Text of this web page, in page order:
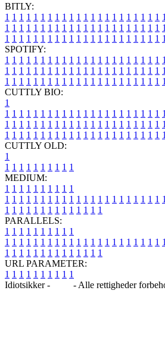
BITLY:
1 1 1 1 1 1 1 1 1 1 1 1 1 1 1 1 1 1 1 1 1 1 1
1 1 1 1 1 1 1 1 1 1 1 1 1 1 1 1 1 1 1 1 1 1 1
1 1 1 1 1 1 1 1 1 1 1 1 1 1 1 1 1 1 1 1 1 1 1
SPOTIFY:
1 1 1 1 1 1 1 1 1 1 1 1 1 1 1 1 1 1 1 1 1 1 1
1 1 1 1 1 1 1 1 1 1 1 1 1 1 1 1 1 1 1 1 1 1 1
1 1 1 1 1 1 1 1 1 1 1 1 1 1 1 1 1 1 1 1 1 1 1
CUTTLY BIO:
1
1 1 1 1 1 1 1 1 1 1 1 1 1 1 1 1 1 1 1 1 1 1 1
1 1 1 1 1 1 1 1 1 1 1 1 1 1 1 1 1 1 1 1 1 1 1
1 1 1 1 1 1 1 1 1 1 1 1 1 1 1 1 1 1 1 1 1 1 1
CUTTLY OLD:
1
1 1 1 1 1 1 1 1 1 1
MEDIUM:
1 1 1 1 1 1 1 1 1 1
1 1 1 1 1 1 1 1 1 1 1 1 1 1 1 1 1 1 1 1 1 1 1
1 1 1 1 1 1 1 1 1 1 1 1 1 1
PARALLELS:
1 1 1 1 1 1 1 1 1 1
1 1 1 1 1 1 1 1 1 1 1 1 1 1 1 1 1 1 1 1 1 1 1
1 1 1 1 1 1 1 1 1 1 1 1 1 1
URL PARAMETER:
1 1 1 1 1 1 1 1 1 1
Idiotsikker -
- Alle rettigheder